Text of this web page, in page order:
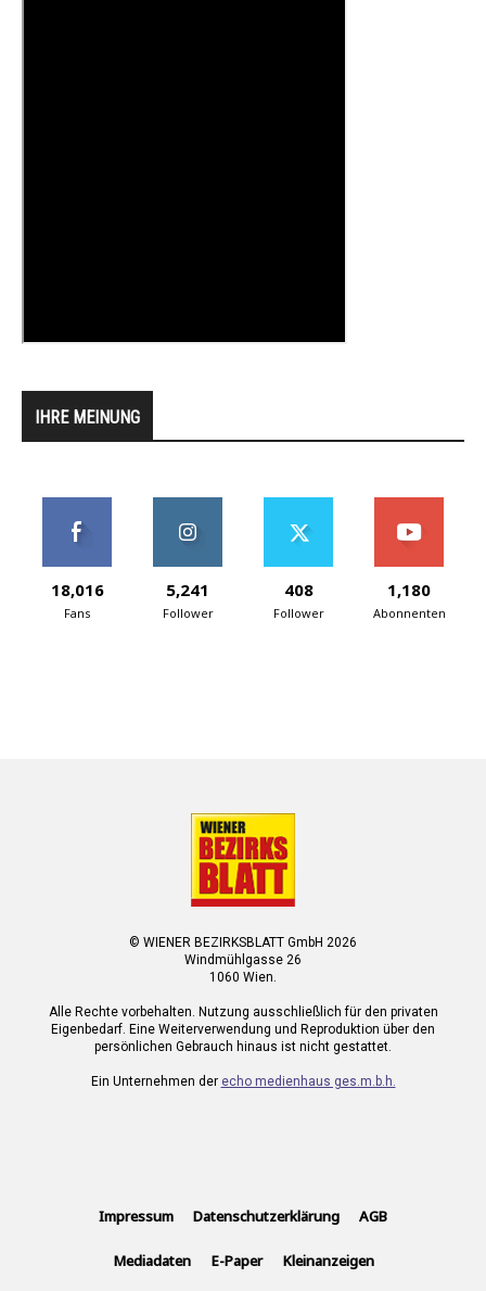
IHRE MEINUNG
18,016
Fans
5,241
Follower
408
Follower
1,180
Abonnenten
© WIENER BEZIRKSBLATT GmbH 2026
Windmühlgasse 26
1060 Wien.
Alle Rechte vorbehalten. Nutzung ausschließlich für den privaten
Eigenbedarf. Eine Weiterverwendung und Reproduktion über den
persönlichen Gebrauch hinaus ist nicht gestattet.
Ein Unternehmen der echo medienhaus ges.m.b.h.
Impressum Datenschutzerklärung AGB
Mediadaten E-Paper Kleinanzeigen